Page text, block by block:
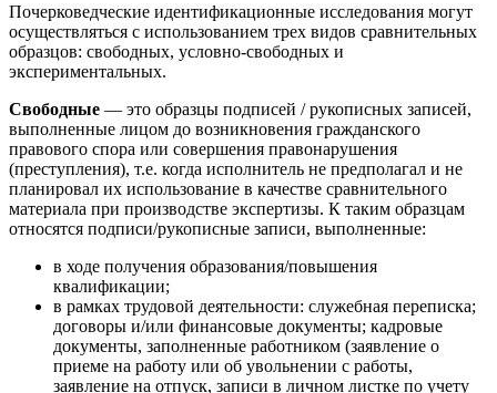
Почерковедческие идентификационные исследования могут
осуществляться с использованием трех видов сравнительных
образцов: свободных, условно-свободных и
экспериментальных.
Свободные — это образцы подписей / рукописных записей,
выполненные лицом до возникновения гражданского
правового спора или совершения правонарушения
(преступления), т.е. когда исполнитель не предполагал и не
планировал их использование в качестве сравнительного
материала при производстве экспертизы. К таким образцам
относятся подписи/рукописные записи, выполненные:
в ходе получения образования/повышения
квалификации;
в рамках трудовой деятельности: служебная переписка;
договоры и/или финансовые документы; кадровые
документы, заполненные работником (заявление о
приеме на работу или об увольнении с работы,
заявление на отпуск, записи в личном листке по учету